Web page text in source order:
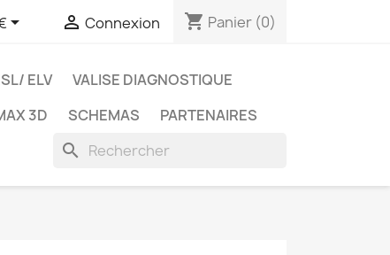
  Connexion shopping_cart Panier (0)
ELV
VALISE DIAGNOSTIQUE
3D SCHEMAS PARTENAIRES
search